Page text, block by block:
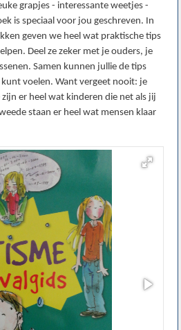
grapjes - interessante weetjes -
is speciaal voor jou geschreven. In
geven we heel wat praktische tips
Deel ze zeker met je ouders, je
Samen kunnen jullie de tips
voelen. Want vergeet nooit: je
er heel wat kinderen die net als jij
staan er heel wat mensen klaar